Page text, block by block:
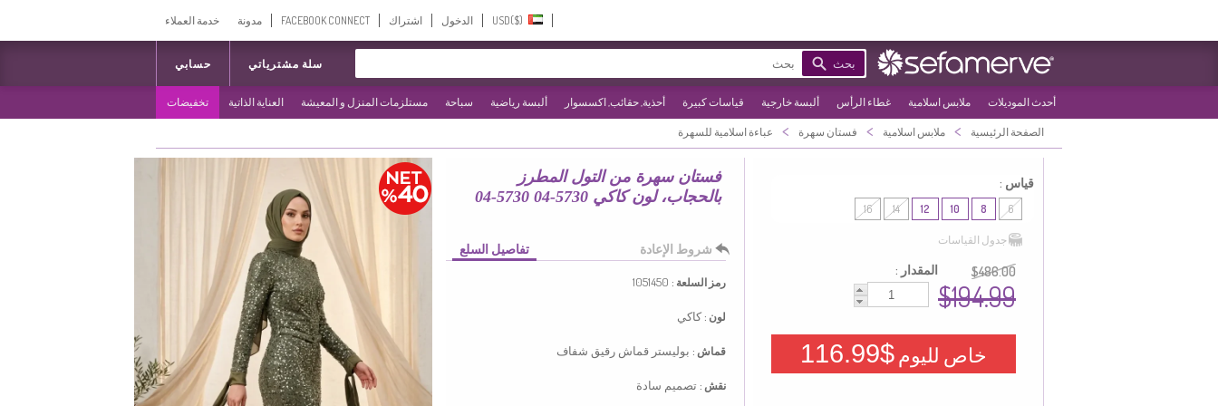
الدخول اشتراك FACEBOOK CONNECT مدونة خدمة العملاء
بحث حسابي سلة مشترياتي
أحدث الموديلات ملابس اسلامية غطاء الرأس ألبسة خارجية قياسات كبيرة أحذية, حقائب, اكسسوار ألبسة رياضية سباحة مستلزمات المنزل و المعيشة العناية الذاتية تخفيضات
الصفحة الرئيسية > ملابس اسلامية > فستان سهرة > عباءة اسلامية للسهرة
فستان سهرة من التول المطرز
بالحجاب، لون كاكي 5730-04 5730-04
تفاصيل السلع شروط الإعادة
رمز السلعة : 1051450
لون : كاكي
قماش : بوليستر قماش رقيق شفاف
نقش : تصميم سادة
قياس :
6
8
10
12
14
16
جدول القياسات
المقدار : $486.00
$194.99
خاص لليوم$116.99